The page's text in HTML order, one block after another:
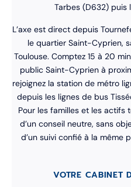
Tarbes (D632) puis
L’axe est direct depuis
le quartier Saint-Cyprien,
Toulouse. Comptez 15 à 20
public Saint-Cyprien à
rejoignez la station de métro
depuis les lignes de bus
Pour les familles et les actifs
d’un conseil neutre, sans
d’un suivi confié à la même
VOTRE CABINET